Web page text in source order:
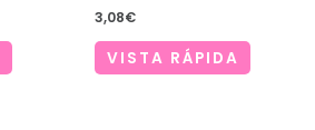
3,08€
VISTA RÁPIDA